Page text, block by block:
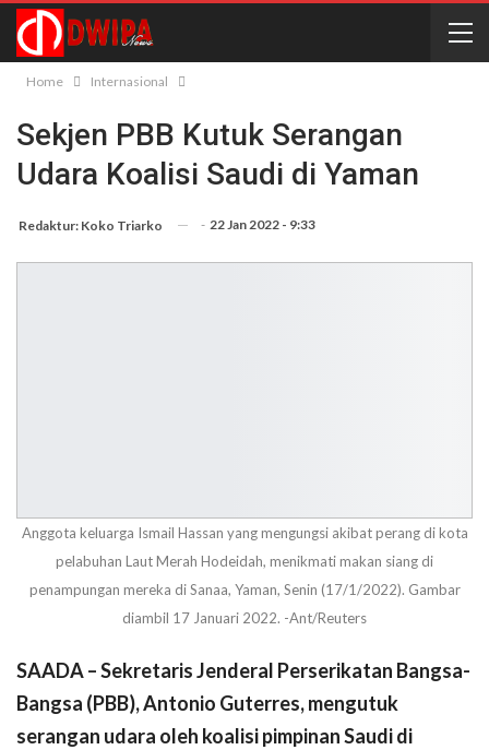
Home Internasional
Sekjen PBB Kutuk Serangan
Udara Koalisi Saudi di Yaman
Redaktur: Koko Triarko - 22 Jan 2022 - 9:33
Anggota keluarga Ismail Hassan yang mengungsi akibat perang di kota
pelabuhan Laut Merah Hodeidah, menikmati makan siang di
penampungan mereka di Sanaa, Yaman, Senin (17/1/2022). Gambar
diambil 17 Januari 2022. -Ant/Reuters
SAADA – Sekretaris Jenderal Perserikatan Bangsa-
Bangsa (PBB), Antonio Guterres, mengutuk
serangan udara oleh koalisi pimpinan Saudi di